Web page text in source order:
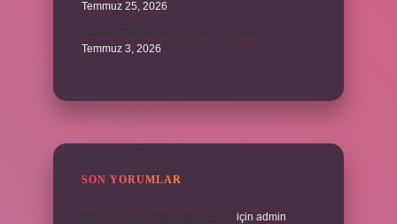
Temmuz 25, 2026
Temmuz 3, 2026
SON YORUMLAR
için admin